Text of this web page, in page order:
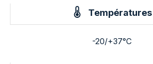
Températures
-20/+37°C